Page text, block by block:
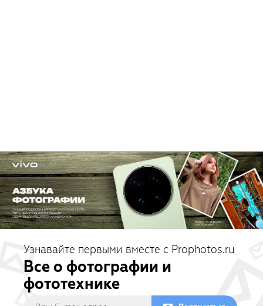
Узнавайте первыми вместе с Prophotos.ru
Все о фотографии и
фототехнике